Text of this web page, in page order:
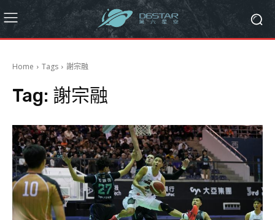
Home Tags 謝宗融
Tag: 謝宗融